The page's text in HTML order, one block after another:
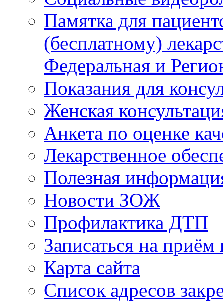
Памятка для
(бесплатному)
Федеральная и
Показания для
Женская
Анкета по оценке
Лекарственное
Полезная
Новости ЗОЖ
Профилактика ДТП
Записаться на приём
Карта сайта
Список адресов